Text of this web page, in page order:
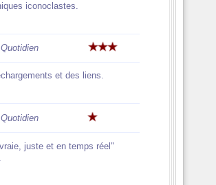
iconoclastes.
Quotidien
et des liens.
Quotidien
juste et en temps réel"